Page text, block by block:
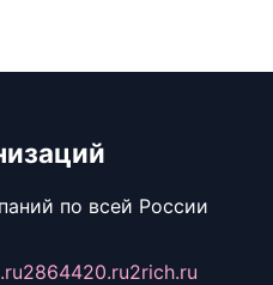
по всей России
2864420.ru2rich.ru